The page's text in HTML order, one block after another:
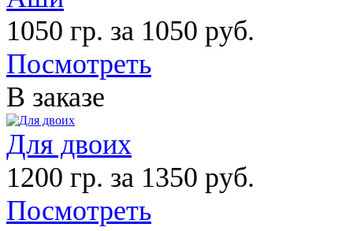
1050 гр. за 1050 руб.
Посмотреть
В заказе
Для двоих
1200 гр. за 1350 руб.
Посмотреть